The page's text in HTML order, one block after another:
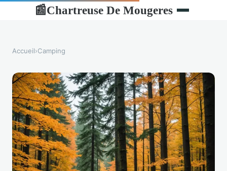
📰Chartreuse De Mougeres
Accueil›Camping